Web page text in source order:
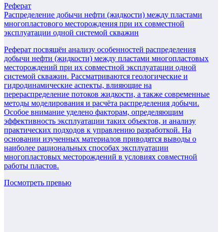
Реферат
Распределение добычи нефти (жидкости) между пластами
многопластового месторождения при их совместной
эксплуатации одной системой скважин
Реферат посвящён анализу особенностей распределения
добычи нефти (жидкости) между пластами многопластовых
месторождений при их совместной эксплуатации одной
системой скважин. Рассматриваются геологические и
гидродинамические аспекты, влияющие на
перераспределение потоков жидкости, а также современные
методы моделирования и расчёта распределения добычи.
Особое внимание уделено факторам, определяющим
эффективность эксплуатации таких объектов, и анализу
практических подходов к управлению разработкой. На
основании изученных материалов приводятся выводы о
наиболее рациональных способах эксплуатации
многопластовых месторождений в условиях совместной
работы пластов.
Посмотреть превью